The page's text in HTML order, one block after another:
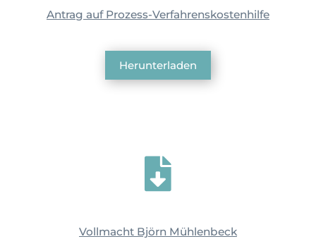
Antrag auf Prozess-Verfahrenskostenhilfe
Herunterladen

Vollmacht Björn Mühlenbeck